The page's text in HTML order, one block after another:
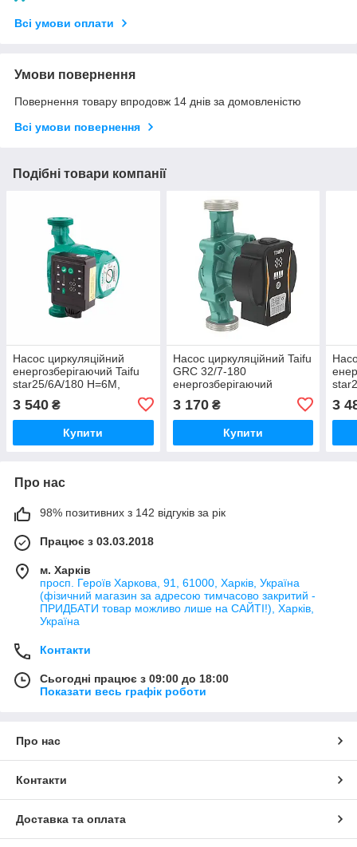
Всі умови оплати
Умови повернення
Повернення товару впродовж 14 днів за домовленістю
Всі умови повернення
Подібні товари компанії
Насос циркуляційний
енергозберігаючий Taifu
star25/6A/180 Н=6М,
кабелем та гайками)
(TF0083)
3 540 ₴
Купити
Насос циркуляційний Taifu
GRC 32/7-180
енергозберігаючий
3 170₴
Купити
3
Про нас
98% позитивних з 142 відгуків за рік
Працює з 03.03.2018
м. Харків
просп. Героїв Харкова, 91, 61000, Харків, Україна
(фізичний магазин за адресою тимчасово закритий -
ПРИДБАТИ товар можливо лише на САЙТІ!), Харків,
Україна
Контакти
Сьогодні працює з 09:00 до 18:00
Показати весь графік роботи
Про нас
Контакти
Доставка та оплата